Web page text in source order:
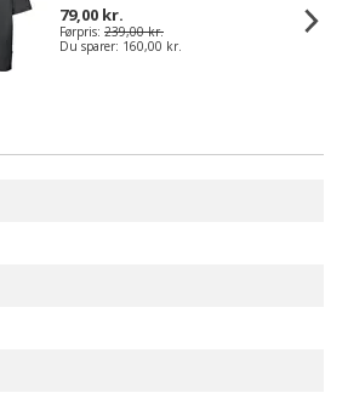
79,00 kr.
Førpris: 239,00 kr.
Du sparer: 160,00 kr.